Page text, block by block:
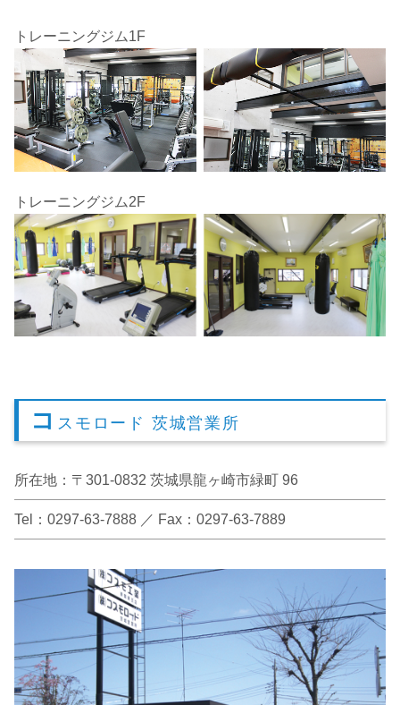
トレーニングジム1F
トレーニングジム2F
コ スモロード 茨城営業所
所在地：〒301-0832 茨城県龍ヶ崎市緑町 96
Tel：0297-63-7888 ／ Fax：0297-63-7889